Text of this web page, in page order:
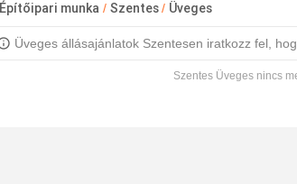
Építőipari munka / Szentes/ Üveges
Üveges állásajánlatok Szentesen iratkozz fel,
Szentes Üveges nincs